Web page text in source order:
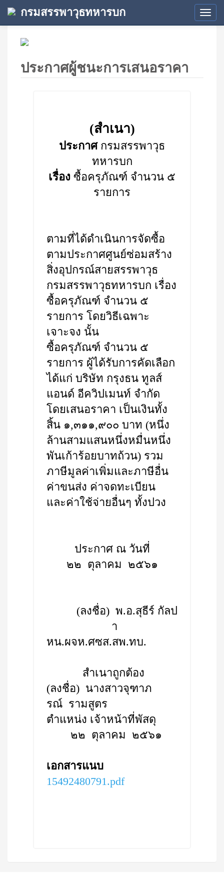
กรมสรรพาวุธทหารบก
ประกาศผู้ชนะการเสนอราคา
(สำเนา)
ประกาศกรมสรรพาวุธ
ทหารบก
เรื่อง ซื้อครุภัณฑ์ จำนวน ๕
รายการ
ตามที่ได้ดำเนินการจัดซื้อ
ตามประกาศศูนย์ซ่อมสร้าง
สิ่งอุปกรณ์สายสรรพาวุธ
กรมสรรพาวุธทหารบก เรื่อง
ซื้อครุภัณฑ์ จำนวน ๕
รายการ โดยวิธีเฉพาะ
เจาะจง นั้น
ซื้อครุภัณฑ์ จำนวน ๕
รายการ ผู้ได้รับการคัดเลือก
ได้แก่ บริษัท กรุงธน ทูลส์
แอนด์ อีควิปเมนท์ จำกัด
โดยเสนอราคา เป็นเงินทั้ง
สิ้น ๑,๓๑๑,๙๐๐ บาท (หนึ่ง
ล้านสามแสนหนึ่งหมื่นหนึ่ง
พันเก้าร้อยบาทถ้วน) รวม
ภาษีมูลค่าเพิ่มและภาษีอื่น
ค่าขนส่ง ค่าจดทะเบียน
และค่าใช้จ่ายอื่นๆ ทั้งปวง
ประกาศ ณ วันที่
๒๒ ตุลาคม ๒๕๖๑
(ลงชื่อ) พ.อ.สุธีร์ กัลป
า
หน.ผจห.ศซส.สพ.ทบ.
สำเนาถูกต้อง
(ลงชื่อ) นางสาวจุฑาภ
รณ์ รามสูตร
ตำแหน่ง เจ้าหน้าที่พัสดุ
๒๒ ตุลาคม ๒๕๖๑
เอกสารแนบ
15492480791.pdf